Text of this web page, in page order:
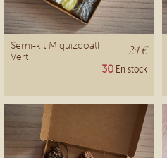
Semi-kit Miquizcoatl
Vert
24 €
30 En stock